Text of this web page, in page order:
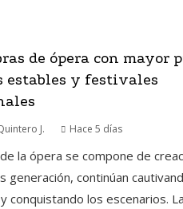
de ópera con mayor
estables y festivales
J. Hace 5 días
la ópera se compone de
generación, continúan
conquistando los escenarios.